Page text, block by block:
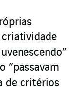
as
criatividade
“passavam
de critérios